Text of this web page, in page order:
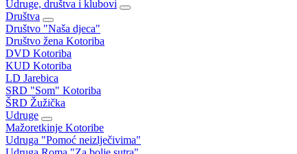
Udruge, društva i klubovi
Društva
Društvo "Naša djeca"
Društvo žena Kotoriba
DVD Kotoriba
KUD Kotoriba
LD Jarebica
SRD "Som" Kotoriba
ŠRD Žužička
Udruge
Mažoretkinje Kotoribe
Udruga "Pomoć neizlječivima"